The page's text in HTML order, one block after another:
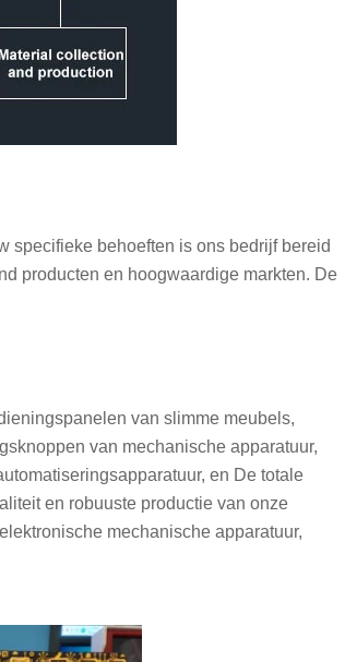
specifieke behoeften is ons bedrijf bereid
producten en hoogwaardige markten. De
van slimme meubels,
van mechanische apparatuur,
en De totale
en robuuste productie van onze
mechanische apparatuur,